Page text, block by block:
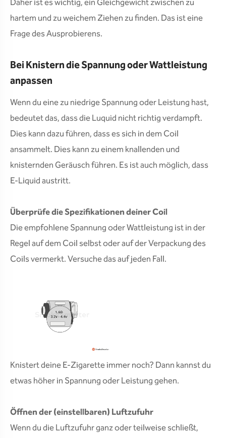
Daher ist es wichtig, ein Gleichgewicht zwischen zu
hartem und zu weichem Ziehen zu finden. Das ist eine
Frage des Ausprobierens.
Bei Knistern die Spannung oder Wattleistung
anpassen
Wenn du eine zu niedrige Spannung oder Leistung hast,
bedeutet das, dass die Luquid nicht richtig verdampft.
Dies kann dazu führen, dass es sich in dem Coil
ansammelt. Dies kann zu einem knallenden und
knisternden Geräusch führen. Es ist auch möglich, dass
E-Liquid austritt.
Überprüfe die Spezifikationen deiner Coil
Die empfohlene Spannung oder Wattleistung ist in der
Regel auf dem Coil selbst oder auf der Verpackung des
Coils vermerkt. Versuche das auf jeden Fall.
Knistert deine E-Zigarette immer noch? Dann kannst du
etwas höher in Spannung oder Leistung gehen.
Öffnen der (einstellbaren) Luftzufuhr
Wenn du die Luftzufuhr ganz oder teilweise schließt,